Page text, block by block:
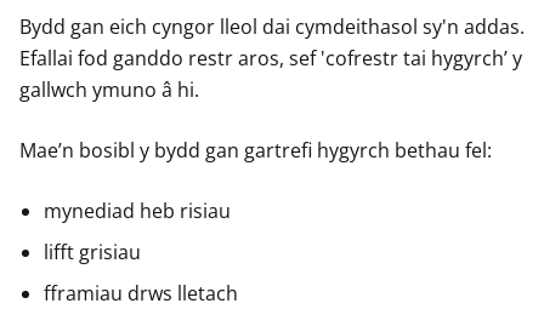
Bydd gan eich cyngor lleol dai cymdeithasol sy'n addas.
Efallai fod ganddo restr aros, sef 'cofrestr tai hygyrch’ y
gallwch ymuno â hi.
Mae’n bosibl y bydd gan gartrefi hygyrch bethau fel:
mynediad heb risiau
lifft grisiau
fframiau drws lletach